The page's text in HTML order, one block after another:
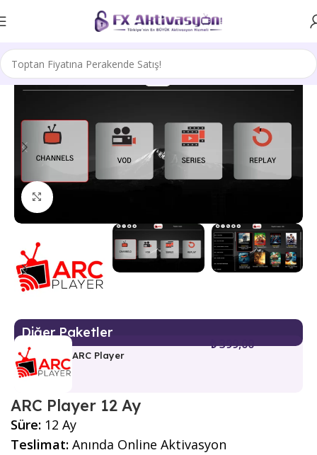
Büyütmek için tıklayın
Diğer Paketler
ARC Player
₺399,00
ARC Player 12 Ay
Süre: 12 Ay
Teslimat: Anında Online Aktivasyon